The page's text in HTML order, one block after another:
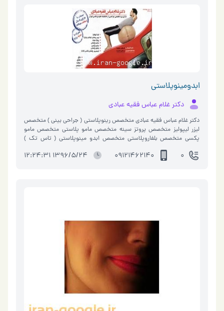
ابدومینوپلاستی
دکتر غلام عباس فقیه عبادی
دکتر غلام عباس فقیه عبادی متخصص رینوپلاستی ( جراحی بینی ) متخصص
لیزر لیپولیز متخصص پروتز سینه متخصص مامو پلاستی متخصص مامو
پکسی متخصص بلفاروپلاستی متخصص ابدو مینوپلاستی ( تاس تک )
متخصص فتق و شقاق متخصص …
0
09121462140
1396/5/24 12:24:31